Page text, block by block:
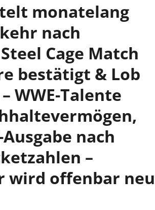
monatelang
nach
Cage Match
bestätigt & Lob
WWE-Talente
nach
–
wird offenbar